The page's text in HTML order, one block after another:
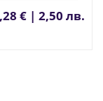
€ | 2,50 лв.